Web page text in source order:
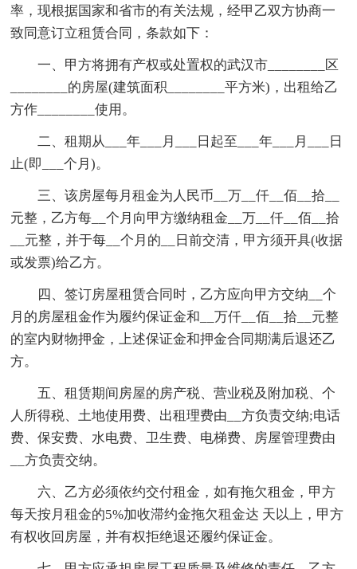
率，现根据国家和省市的有关法规，经甲乙双方协商一
致同意订立租赁合同，条款如下：
一、甲方将拥有产权或处置权的武汉市________区
________的房屋(建筑面积________平方米)，出租给乙
方作________使用。
二、租期从___年___月___日起至___年___月___日
止(即___个月)。
三、该房屋每月租金为人民币__万__仟__佰__拾__
元整，乙方每__个月向甲方缴纳租金__万__仟__佰__拾
__元整，并于每__个月的__日前交清，甲方须开具(收据
或发票)给乙方。
四、签订房屋租赁合同时，乙方应向甲方交纳__个
月的房屋租金作为履约保证金和__万仟__佰__拾__元整
的室内财物押金，上述保证金和押金合同期满后退还乙
方。
五、租赁期间房屋的房产税、营业税及附加税、个
人所得税、土地使用费、出租理费由__方负责交纳;电话
费、保安费、水电费、卫生费、电梯费、房屋管理费由
__方负责交纳。
六、乙方必须依约交付租金，如有拖欠租金，甲方
每天按月租金的5%加收滞约金拖欠租金达 天以上，甲方
有权收回房屋，并有权拒绝退还履约保证金。